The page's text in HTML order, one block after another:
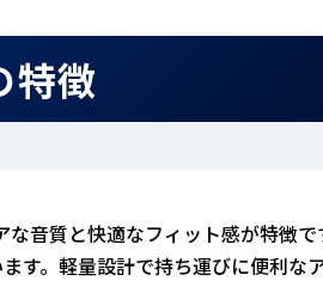
特徴
音質と快適なフィット感が特徴で
す。軽量設計で持ち運びに便利な